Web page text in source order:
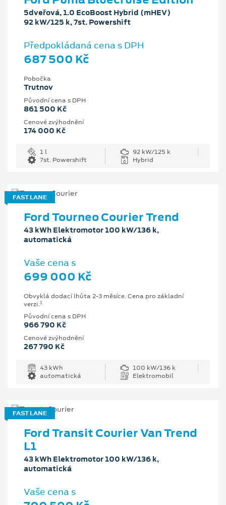
5dveřová, 1.0 EcoBoost Hybrid (mHEV)
92 kW/125 k, 7st. Powershift
Předpokládaná cena s DPH
687 500 Kč
Pobočka
Trutnov
Původní cena s DPH
861 500 Kč
Cenové zvýhodnění
174 000 Kč
1 l
92 kW/125 k
7st. Powershift
Hybrid
FAST LANE
Ford Tourneo Courier Trend
43 kWh Elektromotor 100 kW/136 k,
automatická
Vaše cena s
699 000 Kč
Obvyklá dodací lhůta 2-3 měsíce. Cena pro základní
verzi.1
Původní cena s DPH
966 790 Kč
Cenové zvýhodnění
267 790 Kč
43 kWh
100 kW/136 k
automatická
Elektromobil
FAST LANE
Ford Transit Courier Van Trend
L1
43 kWh Elektromotor 100 kW/136 k,
automatická
Vaše cena s